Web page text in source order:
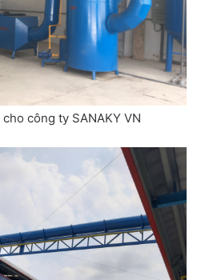
cho công ty SANAKY VN